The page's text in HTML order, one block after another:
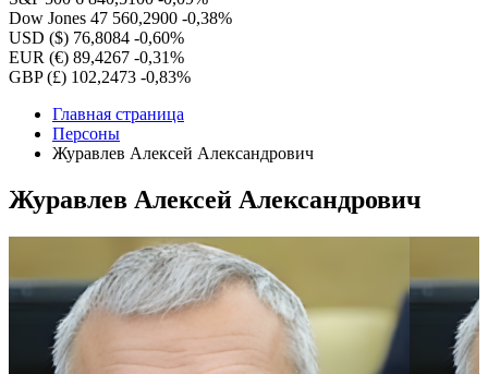
Dow Jones 47 560,2900 -0,38%
USD ($) 76,8084 -0,60%
EUR (€) 89,4267 -0,31%
GBP (£) 102,2473 -0,83%
Главная страница
Персоны
Журавлев Алексей Александрович
Журавлев Алексей Александрович